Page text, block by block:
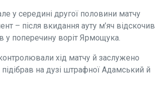
у середині другої половини матчу
– після вкидання ауту м’яч відскочив
у поперечину воріт Ярмощука.
хід матчу й заслужено
на дузі штрафної Адамський й